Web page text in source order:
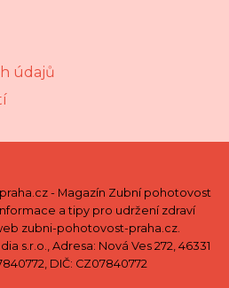
údajů
- Magazín Zubní pohotovost
a tipy pro udržení zdraví
zubni-pohotovost-praha.cz.
s.r.o., Adresa: Nová Ves 272, 46331
DIČ: CZ07840772